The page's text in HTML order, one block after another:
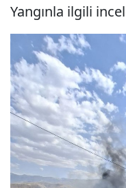
Yangınla ilgili